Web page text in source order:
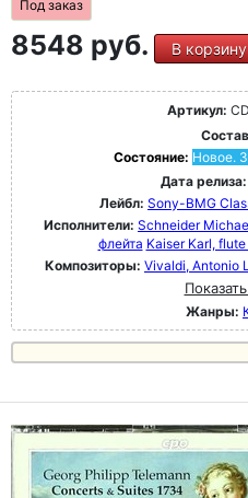
Под заказ
8548 руб. В корзину
Артикул:
Состояние: Новое.
Дата релиза:
Лейбл: Sony-BMG
Исполнители: Schneider
флейта Kaiser Karl,
Композиторы: Vivaldi, Antonio
Жанры: